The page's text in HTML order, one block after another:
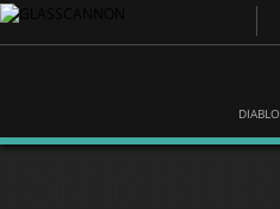
DIABLO